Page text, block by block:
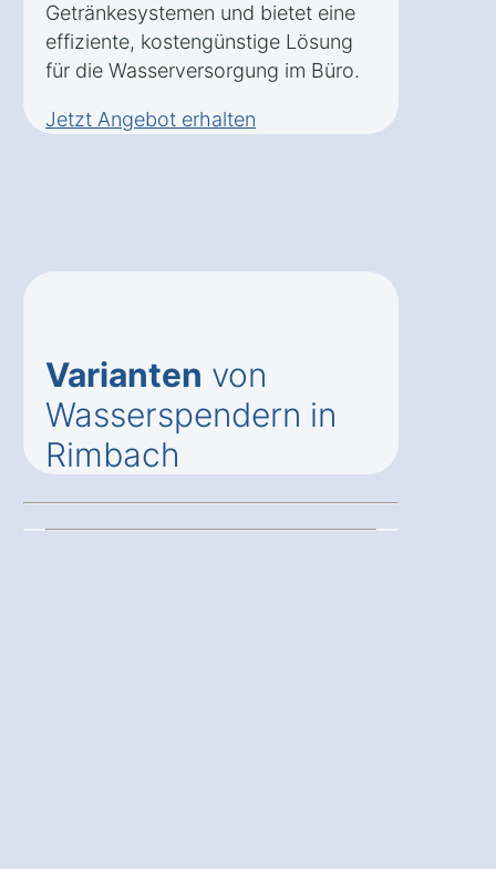
Getränkesystemen und bietet eine
effiziente, kostengünstige Lösung
für die Wasserversorgung im Büro.
Jetzt Angebot erhalten
Varianten von
Wasserspendern in
Rimbach